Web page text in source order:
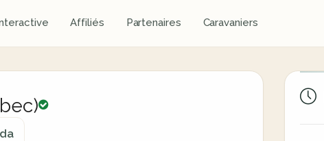
Affiliés Partenaires Caravaniers